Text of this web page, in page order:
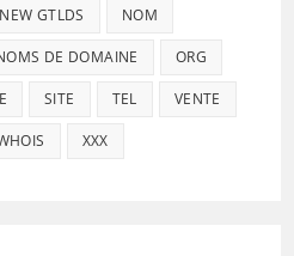
NEW GTLDS NOM
DE DOMAINE ORG
SITE TEL VENTE
XXX